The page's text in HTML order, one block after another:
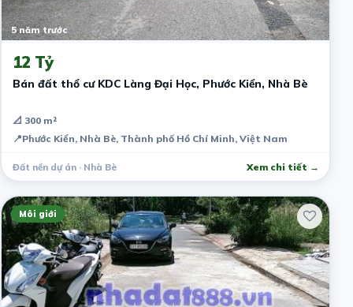
5 năm trước
12 Tỷ
Bán đất thổ cư KDC Làng Đại Học, Phước Kiển, Nhà Bè
📐 300 m²
📍Phước Kiển, Nhà Bè, Thành phố Hồ Chí Minh, Việt Nam
Đất nền dự án · Nhà Bè Xem chi tiết →
Môi giới